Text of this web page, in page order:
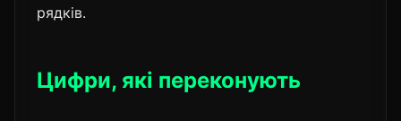
рядків.
Цифри, які переконують